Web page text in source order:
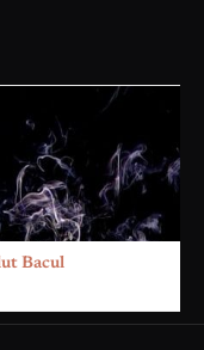
Bacul